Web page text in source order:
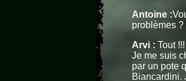
Antoine :
problèmes ?
Arvi : Tout
Je me suis
par un pote
Biancardini.